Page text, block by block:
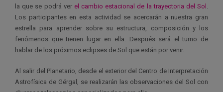
la que se podrá ver el cambio estacional de la trayectoria del Sol
Los participantes en esta actividad se acercarán a nuestra gran
estrella para aprender sobre su estructura, composición y los
fenómenos que tienen lugar en ella. Después será el turno de
hablar de los próximos eclipses de Sol que están por venir.
Al salir del Planetario, desde el exterior del Centro de Interpretación
Astrofísica de Gérgal, se realizarán las observaciones del Sol con